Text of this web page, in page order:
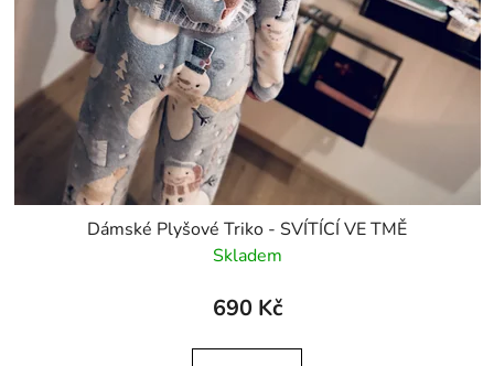
Dámské Plyšové Triko - SVÍTÍCÍ VE TMĚ
Skladem
690 Kč